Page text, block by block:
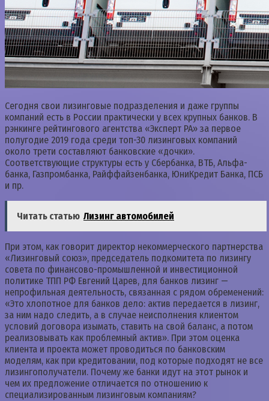
Сегодня свои лизинговые подразделения и даже группы
компаний есть в России практически у всех крупных банков. В
рэнкинге рейтингового агентства «Эксперт РА» за первое
полугодие 2019 года среди топ-30 лизинговых компаний
около трети составляют банковские «дочки».
Соответствующие структуры есть у Сбербанка, ВТБ, Альфа-
банка, Газпромбанка, Райффайзенбанка, ЮниКредит Банка, ПСБ
и пр.
Читать статью Лизинг автомобилей
При этом, как говорит директор некоммерческого партнерства
«Лизинговый союз», председатель подкомитета по лизингу
совета по финансово-промышленной и инвестиционной
политике ТПП РФ Евгений Царев, для банков лизинг —
непрофильная деятельность, связанная с рядом обременений:
«Это хлопотное для банков дело: актив передается в лизинг,
за ним надо следить, а в случае неисполнения клиентом
условий договора изымать, ставить на свой баланс, а потом
реализовывать как проблемный актив». При этом оценка
клиента и проекта может проводиться по банковским
моделям, как при кредитовании, под которые подходят не все
лизингополучатели. Почему же банки идут на этот рынок и
чем их предложение отличается по отношению к
специализированным лизинговым компаниям?